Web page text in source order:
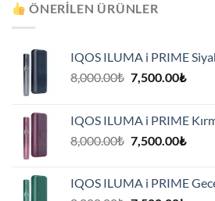
ÖNERILEN ÜRÜNLER
IQOS ILUMA i PRIME
8,000.00₺ Orijinal
7,500.00₺Şu
IQOS ILUMA i PRIME
8,000.00₺ Orijinal
7,500.00₺Şu
IQOS ILUMA i PRIME